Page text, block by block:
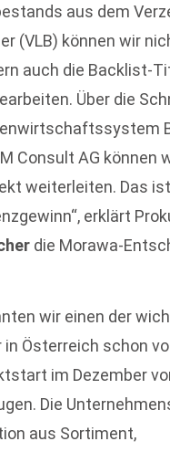
aus dem
(VLB) können wir
auch die Backlist-
Über die
Consult AG können
weiterleiten. Das
erklärt
die Morawa-
wir einen der
Österreich schon
im Dezember
Die
aus Sortiment,